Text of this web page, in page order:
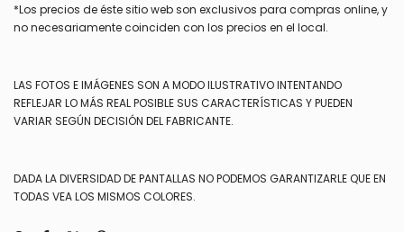
*Los precios de éste sitio web son exclusivos para compras online, y
no necesariamente coinciden con los precios en el local.
LAS FOTOS E IMÁGENES SON A MODO ILUSTRATIVO INTENTANDO
REFLEJAR LO MÁS REAL POSIBLE SUS CARACTERÍSTICAS Y PUEDEN
VARIAR SEGÚN DECISIÓN DEL FABRICANTE.
DADA LA DIVERSIDAD DE PANTALLAS NO PODEMOS GARANTIZARLE QUE EN
TODAS VEA LOS MISMOS COLORES.